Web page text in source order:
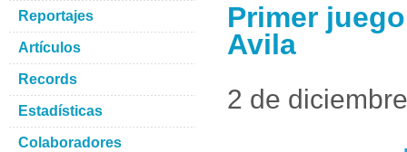
Primer
Avila
2 de
Reportajes
Artículos
Records
Estadísticas
Colaboradores